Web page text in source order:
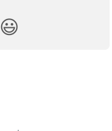
😃